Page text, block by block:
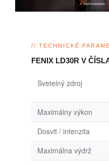
// TECHNICKÉ
FENIX LD30R V
Svetelný zdroj
Maximálny výkon
Dosvit / intenzita
Maximálna výdrž